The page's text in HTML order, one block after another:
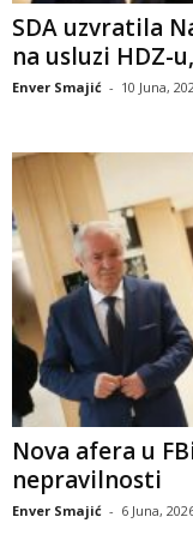
SDA uzvratila
na usluzi HDZ-
Enver Smajić - 10 Juna,
Nova afera u
nepravilnosti
Enver Smajić - 6 Juna,